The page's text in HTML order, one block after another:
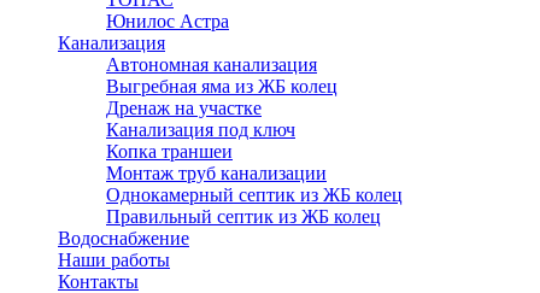
Юнилос Астра
Канализация
Автономная канализация
Выгребная яма из ЖБ колец
Дренаж на участке
Канализация под ключ
Копка траншеи
Монтаж труб канализации
Однокамерный септик из ЖБ колец
Правильный септик из ЖБ колец
Водоснабжение
Наши работы
Контакты